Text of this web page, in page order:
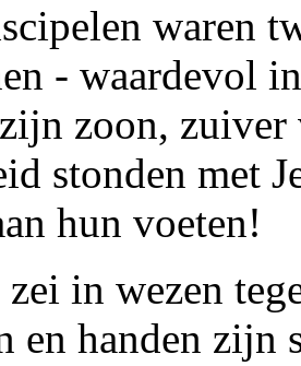
waren
- waardevol
zoon,
stonden met
hun voeten!
zei in wezen
en handen zijn